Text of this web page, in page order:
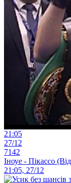
21:05
27/12
7142
Іноуе - Пікассо
21:05, 27/12